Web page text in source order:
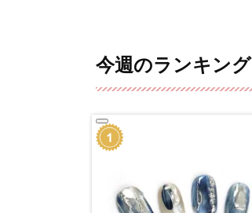
今週のランキング